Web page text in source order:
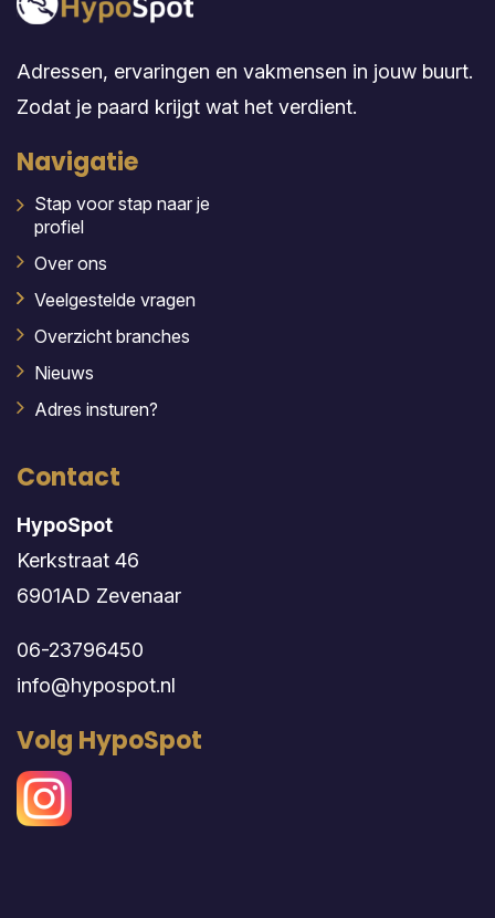
Adressen, ervaringen en vakmensen in jouw buurt.
Zodat je paard krijgt wat het verdient.
Navigatie
Stap voor stap naar je
profiel
Over ons
Veelgestelde vragen
Overzicht branches
Nieuws
Adres insturen?
Contact
HypoSpot
Kerkstraat 46
6901AD Zevenaar
06-23796450
info@hypospot.nl
Volg HypoSpot